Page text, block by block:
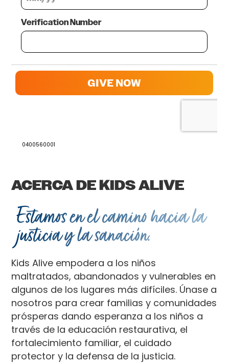
0400560001
ACERCA DE KIDS ALIVE
Estamos en el camino hacia la
justicia y la sanación.
Kids Alive empodera a los niños
maltratados, abandonados y vulnerables en
algunos de los lugares más difíciles. Únase a
nosotros para crear familias y comunidades
prósperas dando esperanza a los niños a
través de la educación restaurativa, el
fortalecimiento familiar, el cuidado
protector y la defensa de la justicia.